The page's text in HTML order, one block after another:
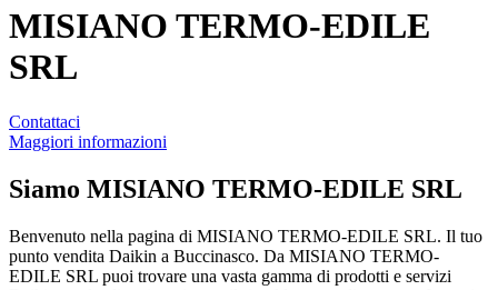
MISIANO TERMO-EDILE
SRL
Contattaci
Maggiori informazioni
Siamo MISIANO TERMO-EDILE SRL
Benvenuto nella pagina di MISIANO TERMO-EDILE SRL. Il tuo
punto vendita Daikin a Buccinasco. Da MISIANO TERMO-
EDILE SRL puoi trovare una vasta gamma di prodotti e servizi